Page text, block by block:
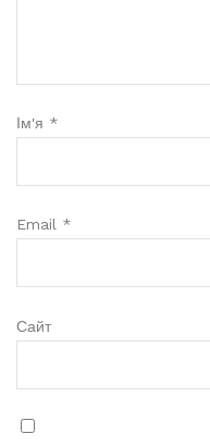
Ім'я *
Email *
Сайт